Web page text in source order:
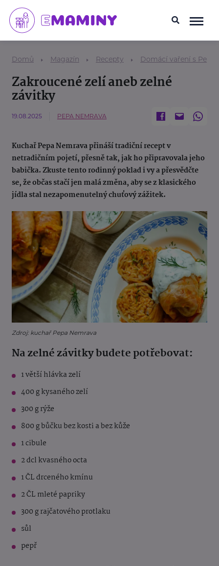
Domů Magazín Recepty Domácí vaření s
Zakroucené zelí aneb zelné
závitky
19.08.2025 PEPA NEMRAVA
Kuchař Pepa Nemrava přináší tradiční recept v
netradičním pojetí, přesně tak, jak ho připravovala jeho
babička. Zkuste tento rodinný poklad i vy a přesvědčte
se, že občas stačí jen malá změna, aby se z klasického
jídla stal nezapomenutelný chuťový zážitek.
Zdroj: kuchař Pepa Nemrava
Na zelné závitky budete potřebovat:
1 větší hlávka zelí
400 g kysaného zelí
300 g rýže
800 g bůčku bez kosti a bez kůže
1 cibule
2 dcl kvasného octa
1 ČL drceného kmínu
2 ČL mleté papriky
300 g rajčatového protlaku
sůl
pepř